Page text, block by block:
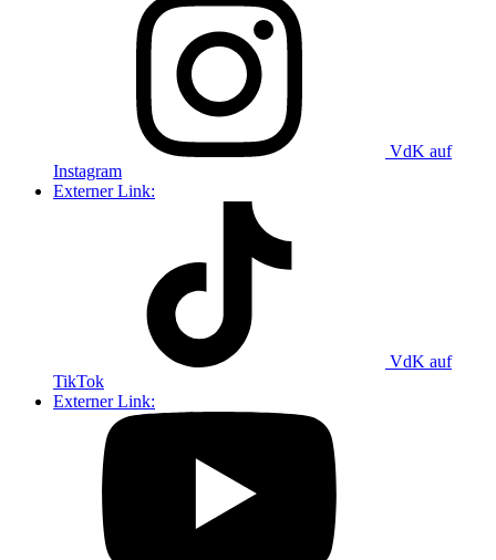
VdK auf
Instagram
Externer Link:
VdK auf
TikTok
Externer Link: